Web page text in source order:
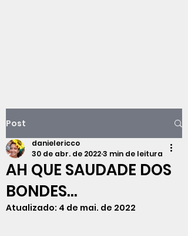
Post
AH QUE SAUDADE DOS
BONDES...
danielericco
30 de abr. de 20223 min de leitura
Atualizado: 4 de mai. de 2022